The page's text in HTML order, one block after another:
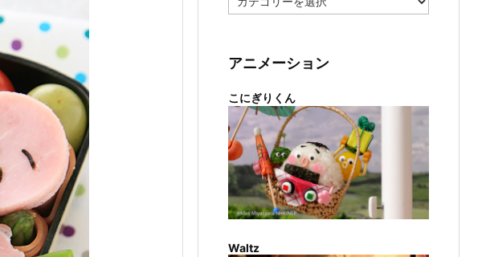
テ
ー
アニメーション
こにぎりくん
Waltz